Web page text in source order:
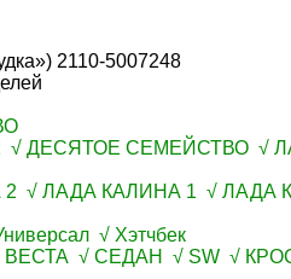
2110-5007248
ДЕСЯТОЕ СЕМЕЙСТВО √
√ ЛАДА КАЛИНА 1 √ ЛАДА
√ Хэтчбек
ВЕСТА √ СЕДАН √ SW √